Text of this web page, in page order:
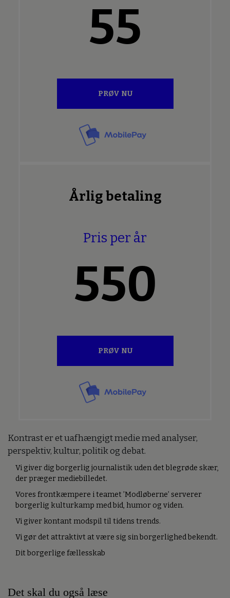
55
PRØV NU
Årlig betaling
Pris per år
550
PRØV NU
Kontrast er et uafhængigt medie med analyser,
perspektiv, kultur, politik og debat.
Vi giver dig borgerlig journalistik uden det blegrøde skær,
der præger mediebilledet.
Vores frontkæmpere i teamet ’Modløberne’ serverer
borgerlig kulturkamp med bid, humor og viden.
Vi giver kontant modspil til tidens trends.
Vi gør det attraktivt at være sig sin borgerlighed bekendt.
Dit borgerlige fællesskab
Det skal du også læse